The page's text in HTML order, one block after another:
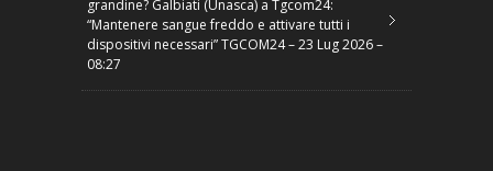
grandine? Galbiati (Unasca) a Tgcom24:
“Mantenere sangue freddo e attivare tutti i
dispositivi necessari” TGCOM24 – 23 Lug 2026 –
08:27